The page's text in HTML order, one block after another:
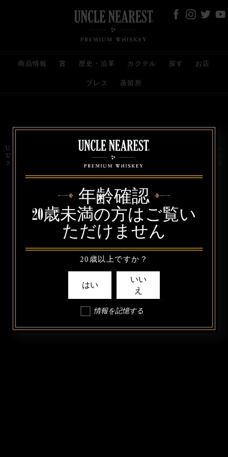
商品情報 賞 歴史・沿革 カクテル 探す お店
プレス 蒸留所
お問い合わせ 代理店 規約と条件
プライバシー
Uncle Nearest Premium Whiskey is wholly and independently owned by Uncle Nearest, Inc.
UNCLE NEAREST, THE BEST WHISKEY MAKER THE WORLD NEVER KNEW,
NATHAN GREEN, NEAREST GREEN, and DRINK HONORABLY are trademarks of
年齢確認
20歳未満の方はご覧い
ただけません
20歳以上ですか？
はい
いい
え
情報を記憶する